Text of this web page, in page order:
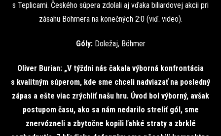
s Teplicami. Českého súpera zdolali aj vďaka biliardovej akcii pri
zásahu Böhmera na konečných 2:0 (viď. video).
Góly: Doležaj, Böhmer
Oliver Burian: „V týždni nás čakala výborná konfrontácia
s kvalitným súperom, kde sme chceli nadviazať na posledný
zápas a ešte viac zrýchliť našu hru. Úvod bol výborný, avšak
postupom času, ako sa nám nedarilo streliť gól, sme
znervózneli a zbytočne kopili ľahké straty a zbrklé